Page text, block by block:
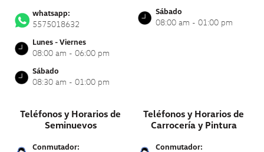
whatsapp:
5575018632
Lunes - Viernes
08:00 am - 06:00 pm
Sábado
08:30 am - 01:00 pm
Sábado
08:00 am - 01:00 pm
Teléfonos y Horarios de
Seminuevos
Conmutador:
Teléfonos y Horarios de
Carrocería y Pintura
Conmutador: